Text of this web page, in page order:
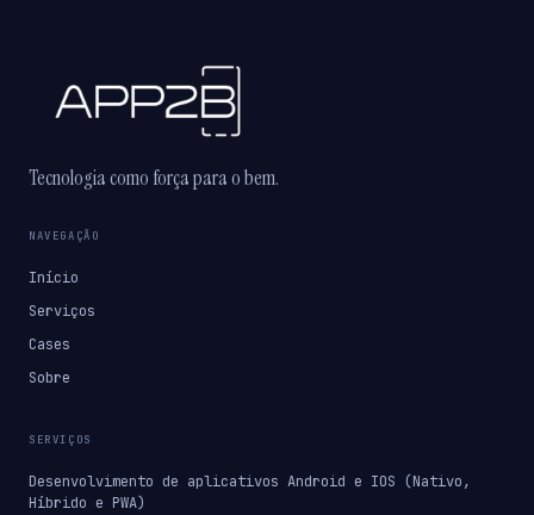
Tecnologia como força para o bem.
NAVEGAÇÃO
Início
Serviços
Cases
Sobre
SERVIÇOS
Desenvolvimento de aplicativos Android e IOS (Nativo,
Híbrido e PWA)